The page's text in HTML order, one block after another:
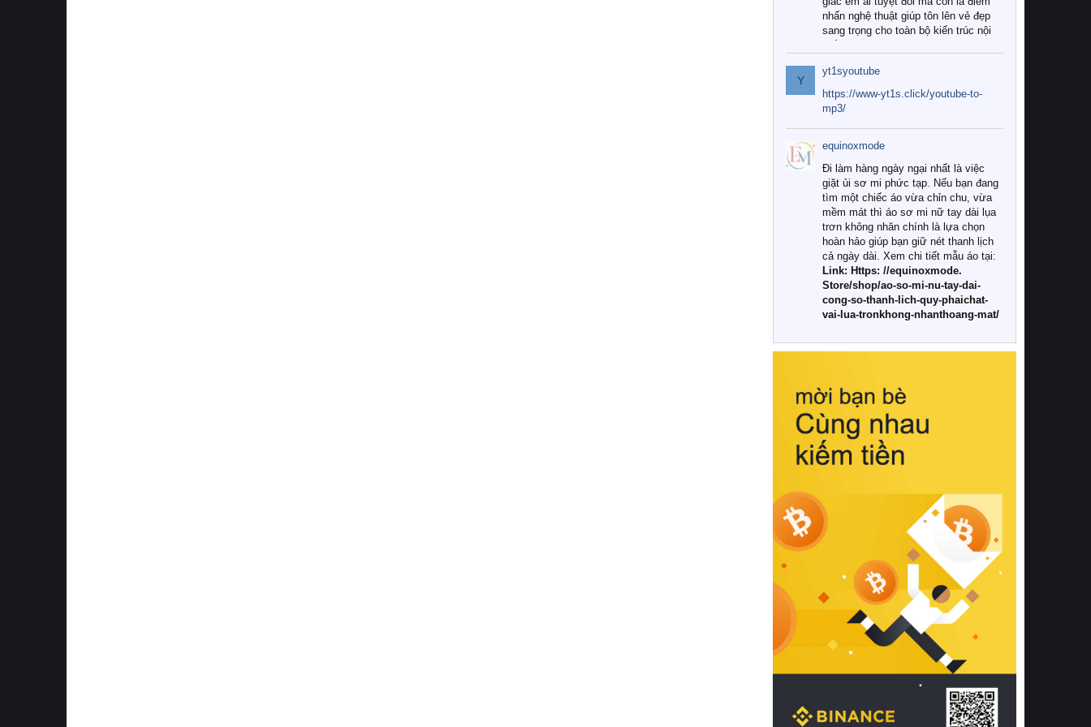
nhấn nghệ thuật giúp tôn lên vẻ đẹp
sang trọng cho toàn bộ kiến trúc nội
Tuy nhiên, giữa thị trường đa dạng
với vô vàn thương hiệu và mẫu mã
như hiện nay, làm thế nào để chọn
được những bộ chăn ga gối đệm cao
cấp thực sự chất lượng, phù hợp với
khí hậu và nhu cầu sử dụng của gia
đình? Hãy cùng chúng tôi đi tìm lời
giải đáp chi tiết qua bài viết dưới đây.
1. Tại sao các gia đình hiện đại lại ưa
chuộng chăn ga gối đệm cao cấp?
Khác với các dòng sản phẩm thông
thường, những bộ chăn ga gối đệm
cao cấp trải qua quy trình sản xuất
nghiêm ngặt từ khâu chọn lọc nguyên
liệu tự nhiên đến công nghệ dệt
nhuộm hiện đại không chứa hóa chất
này, bạn sẽ cảm nhận rõ rệt sự khác
hồi chuẩn xác của phần đệm nâng đỡ
cột sống.
Bên cạnh đó, việc lựa chọn các dòng
sản phẩm đạt chuẩn chất lượng quốc
tế còn giúp ngăn ngừa tình trạng kích
khuẩn và nấm mốc trong điều kiện
thời tiết nóng ẩm. Bạn có thể tìm hiểu
thêm các nghiên cứu khoa học về tác
động của giấc ngủ và môi trường
phòng ngủ đối với sức khỏe con
người tại Sleep Foundation (External
Link) để có cái nhìn toàn diện hơn.
2. Các tiêu chí vàng khi lựa chọn
chăn ga gối đệm cao cấp cho phòng
ngủ
Để sở hữu một bộ chăn ga gối đệm
cao cấp hoàn hảo cả về thẩm mỹ lẫn
công năng, người tiêu dùng cần cân
nhắc kỹ lưỡng các tiêu chí quan trọng
Y
yt1syoutube
https://www-yt1s.click/youtube-to-
mp3/
equinoxmode
Đi làm hàng ngày ngại nhất là việc
giặt ủi sơ mi phức tạp. Nếu bạn đang
tìm một chiếc áo vừa chỉn chu, vừa
mềm mát thì áo sơ mi nữ tay dài lụa
trơn không nhăn chính là lựa chọn
hoàn hảo giúp bạn giữ nét thanh lịch
cả ngày dài. Xem chi tiết mẫu áo tại:
Link: Https: //equinoxmode.
Store/shop/ao-so-mi-nu-tay-dai-
cong-so-thanh-lich-quy-phaichat-
vai-lua-tronkhong-nhanthoang-mat/